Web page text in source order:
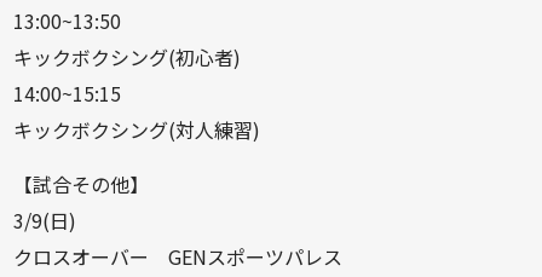
13:00~13:50
キックボクシング(初心者)
14:00~15:15
キックボクシング(対人練習)
【試合その他】
3/9(日)
クロスオーバー GENスポーツパレス